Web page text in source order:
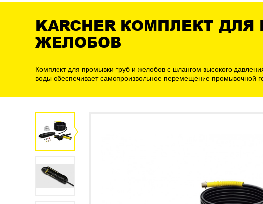
KARCHER КОМПЛЕКТ
ЖЕЛОБОВ
Комплект для промывки труб и желобов с шлангом высокого
воды обеспечивает самопроизвольное перемещение промывочной